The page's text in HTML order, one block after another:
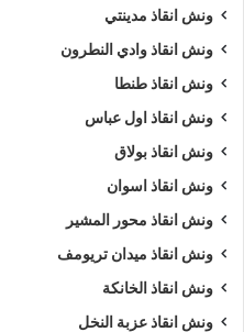
ونش انقاذ مدينتي
ونش انقاذ وادي النطرون
ونش انقاذ طنطا
ونش انقاذ اول عباس
ونش انقاذ بولاق
ونش انقاذ اسوان
ونش انقاذ محور المشير
ونش انقاذ ميدان تريومف
ونش انقاذ الخانكة
ونش انقاذ عزبة النخل